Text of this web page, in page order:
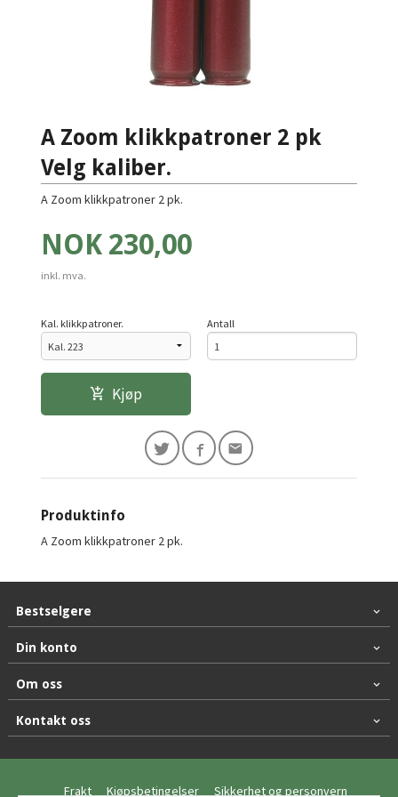
A Zoom klikkpatroner 2 pk
Velg kaliber.
A Zoom klikkpatroner 2 pk.
Pris
NOK 230,00
inkl. mva.
Kal. klikkpatroner. Antall
Kjøp
Produktinfo
A Zoom klikkpatroner 2 pk.
Bestselgere
Din konto
Om oss
Kontakt oss
Frakt Kjøpsbetingelser Sikkerhet og personvern